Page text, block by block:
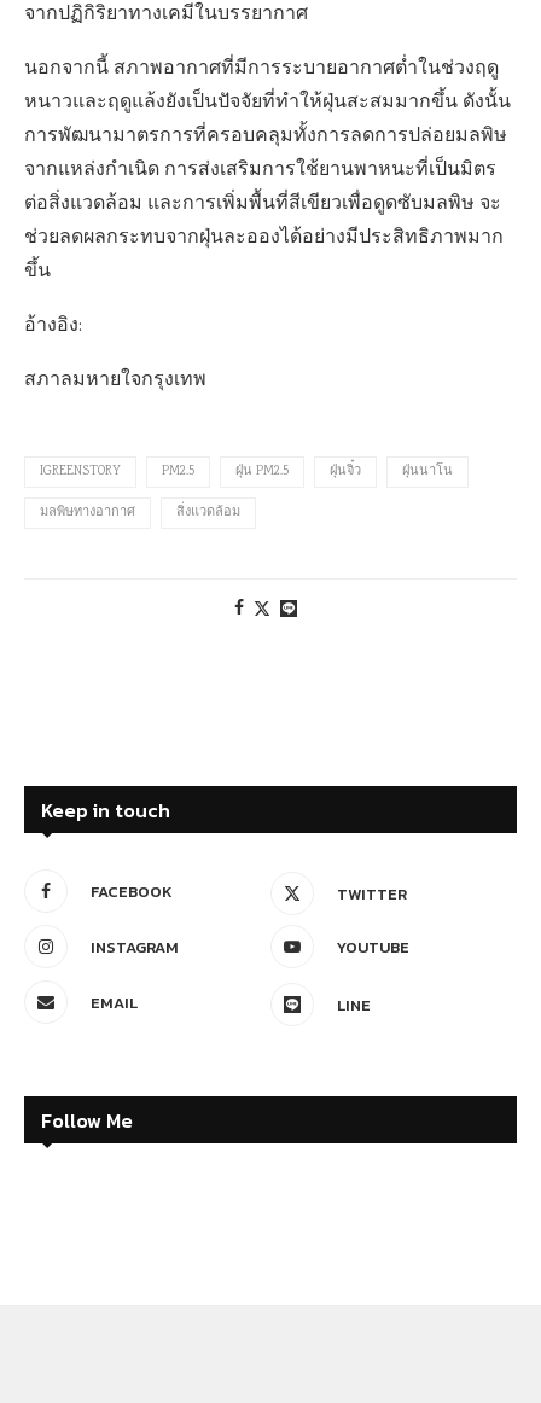
จากปฏิกิริยาทางเคมีในบรรยากาศ
นอกจากนี้ สภาพอากาศที่มีการระบายอากาศต่ำในช่วงฤดู
หนาวและฤดูแล้งยังเป็นปัจจัยที่ทำให้ฝุ่นสะสมมากขึ้น ดังนั้น
การพัฒนามาตรการที่ครอบคลุมทั้งการลดการปล่อยมลพิษ
จากแหล่งกำเนิด การส่งเสริมการใช้ยานพาหนะที่เป็นมิตร
ต่อสิ่งแวดล้อม และการเพิ่มพื้นที่สีเขียวเพื่อดูดซับมลพิษ จะ
ช่วยลดผลกระทบจากฝุ่นละอองได้อย่างมีประสิทธิภาพมาก
ขึ้น
อ้างอิง:
สภาลมหายใจกรุงเทพ
IGREENSTORY PM2.5 ฝุ่น PM2.5 ฝุ่นจิ๋ว ฝุ่นนาโน
มลพิษทางอากาศ สิ่งแวดล้อม
Keep in touch
FACEBOOK TWITTER
INSTAGRAM YOUTUBE
EMAIL LINE
Follow Me